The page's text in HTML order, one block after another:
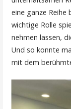
eine ganze Reihe
wichtige Rolle
nehmen lassen,
Und so konnte
mit dem